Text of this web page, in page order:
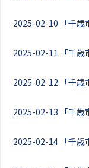
2025-02-10 「千
2025-02-11 「千
2025-02-12 「千
2025-02-13 「千
2025-02-14 「千